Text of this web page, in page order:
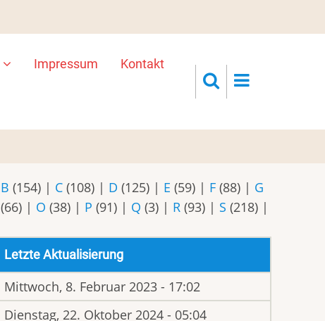
Impressum Kontakt
B (154) | C (108) | D (125) | E (59) | F (88) | G
(66) | O (38) | P (91) | Q (3) | R (93) | S (218) |
Letzte Aktualisierung
Mittwoch, 8. Februar 2023 - 17:02
Dienstag, 22. Oktober 2024 - 05:04